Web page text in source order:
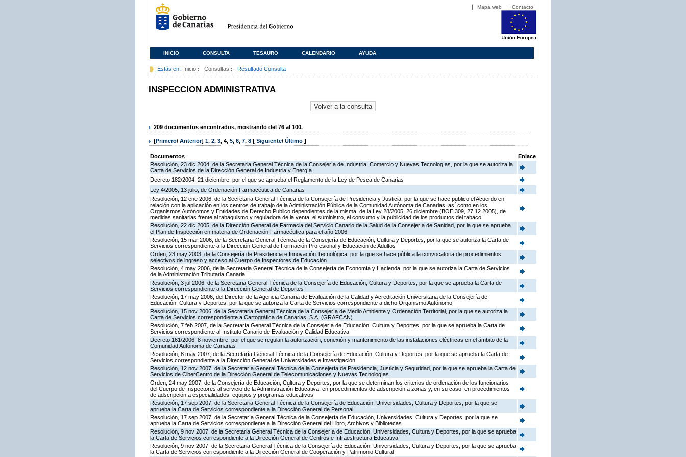
Mapa web Contacto
INICIO CONSULTA TESAURO CALENDARIO AYUDA
Estás en: Inicio Consultas Resultado Consulta
INSPECCION ADMINISTRATIVA
209 documentos encontrados, mostrando del 76 al 100.
[Primero/ Anterior] 1, 2, 3, 4, 5, 6, 7, 8 [ Siguiente/ Último ]
Documentos
Enlace
Resolución, 23 dic 2004, de la Secretaria General Técnica de la Consejería de Industria, Comercio y Nuevas Tecnologías, por la que se autoriza la
Carta de Servicios de la Dirección General de Industria y Energía
Decreto 182/2004, 21 diciembre, por el que se aprueba el Reglamento de la Ley de Pesca de Canarias
Ley 4/2005, 13 julio, de Ordenación Farmacéutica de Canarias
Resolución, 12 ene 2006, de la Secretaria General Técnica de la Consejería de Presidencia y Justicia, por la que se hace publico el Acuerdo en
relación con la aplicación en los centros de trabajo de la Administración Pública de la Comunidad Autónoma de Canarias, así como en los
Organismos Autónomos y Entidades de Derecho Publico dependientes de la misma, de la Ley 28/2005, 26 diciembre (BOE 309, 27.12.2005), de
medidas sanitarias frente al tabaquismo y reguladora de la venta, el suministro, el consumo y la publicidad de los productos del tabaco
Resolución, 22 dic 2005, de la Dirección General de Farmacia del Servicio Canario de la Salud de la Consejería de Sanidad, por la que se aprueba
el Plan de Inspección en materia de Ordenación Farmacéutica para el año 2006
Resolución, 15 mar 2006, de la Secretaria General Técnica de la Consejería de Educación, Cultura y Deportes, por la que se autoriza la Carta de
Servicios correspondiente a la Dirección General de Formación Profesional y Educación de Adultos
Orden, 23 may 2003, de la Consejería de Presidencia e Innovación Tecnológica, por la que se hace pública la convocatoria de procedimientos
selectivos de ingreso y acceso al Cuerpo de Inspectores de Educación
Resolución, 4 may 2006, de la Secretaria General Técnica de la Consejería de Economía y Hacienda, por la que se autoriza la Carta de Servicios
de la Administración Tributaria Canaria
Resolución, 3 jul 2006, de la Secretaria General Técnica de la Consejería de Educación, Cultura y Deportes, por la que se aprueba la Carta de
Servicios correspondiente a la Dirección General de Deportes
Resolución, 17 may 2006, del Director de la Agencia Canaria de Evaluación de la Calidad y Acreditación Universitaria de la Consejería de
Educación, Cultura y Deportes, por la que se autoriza la Carta de Servicios correspondiente a dicho Organismo Autónomo
Resolución, 15 nov 2006, de la Secretaria General Técnica de la Consejería de Medio Ambiente y Ordenación Territorial, por la que se autoriza la
Carta de Servicios correspondiente a Cartográfica de Canarias, S.A. (GRAFCAN)
Resolución, 7 feb 2007, de la Secretaría General Técnica de la Consejería de Educación, Cultura y Deportes, por la que se aprueba la Carta de
Servicios correspondiente al Instituto Canario de Evaluación y Calidad Educativa
Decreto 161/2006, 8 noviembre, por el que se regulan la autorización, conexión y mantenimiento de las instalaciones eléctricas en el ámbito de la
Comunidad Autónoma de Canarias
Resolución, 8 may 2007, de la Secretaría General Técnica de la Consejería de Educación, Cultura y Deportes, por la que se aprueba la Carta de
Servicios correspondiente a la Dirección General de Universidades e Investigación
Resolución, 12 nov 2007, de la Secretaría General Técnica de la Consejería de Presidencia, Justicia y Seguridad, por la que se aprueba la Carta de
Servicios de CiberCentro de la Dirección General de Telecomunicaciones y Nuevas Tecnologías
Orden, 24 may 2007, de la Consejería de Educación, Cultura y Deportes, por la que se determinan los criterios de ordenación de los funcionarios
del Cuerpo de Inspectores al servicio de la Administración Educativa, en procedimientos de adscripción a zonas y, en su caso, en procedimientos
de adscripción a especialidades, equipos y programas educativos
Resolución, 17 sep 2007, de la Secretaria General Técnica de la Consejería de Educación, Universidades, Cultura y Deportes, por la que se
aprueba la Carta de Servicios correspondiente a la Dirección General de Personal
Resolución, 17 sep 2007, de la Secretaría General Técnica de la Consejería de Educación, Universidades, Cultura y Deportes, por la que se
aprueba la Carta de Servicios correspondiente a la Dirección General del Libro, Archivos y Bibliotecas
Resolución, 9 nov 2007, de la Secretaria General Técnica de la Consejería de Educación, Universidades, Cultura y Deportes, por la que se aprueba
la Carta de Servicios correspondiente a la Dirección General de Centros e Infraestructura Educativa
Resolución, 9 nov 2007, de la Secretaria General Técnica de la Consejería de Educación, Universidades, Cultura y Deportes, por la que se aprueba
la Carta de Servicios correspondiente a la Dirección General de Cooperación y Patrimonio Cultural